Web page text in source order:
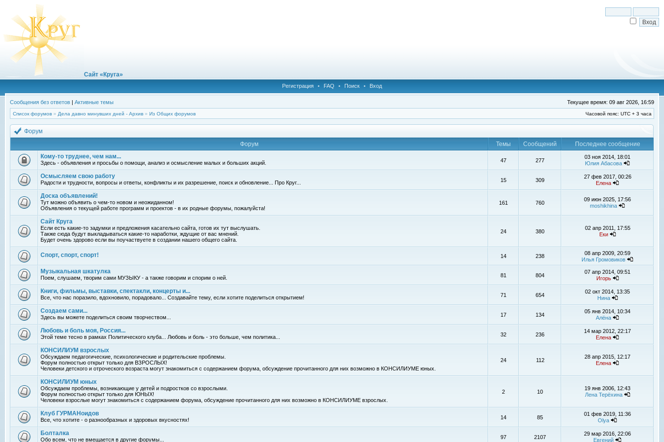
Сайт «Круга»
Регистрация • FAQ • Поиск • Вход
Сообщения без ответов | Активные темы Текущее время: 09 авг 2026, 16:59
Список форумов » Дела давно минувших дней - Архив » Из Общих форумов Часовой пояс: UTC + 3 часа
Форум
Форум
Темы Сообщений
Последнее сообщение
Кому-то труднее, чем нам...
Здесь - объявления и просьбы о помощи, анализ и осмысление малых и больших акций. 47 277
03 ноя 2014, 18:01
Юлия Абасова
Осмысляем свою работу
Радости и трудности, вопросы и ответы, конфликты и их разрешение, поиск и обновление... Про Круг... 15 309
27 фев 2017, 00:26
Елена
Доска объявлений!
Тут можно объявить о чем-то новом и неожиданном!
Объявления о текущей работе программ и проектов - в их родные форумы, пожалуйста!
161 760
09 июн 2025, 17:56
moshikhina
Сайт Круга
Если есть какие-то задумки и предложения касательно сайта, готов их тут выслушать.
Также сюда будут выкладываться какие-то наработки, ждущие от вас мнений.
Будет очень здорово если вы поучаствуете в создании нашего общего сайта.
24 380
02 апр 2011, 17:55
Еки
Спорт, спорт, спорт! 14 238
08 апр 2009, 20:59
Илья Громовиков
Музыкальная шкатулка
Поем, слушаем, творим сами МУЗЫКУ - а также говорим и спорим о ней. 81 804
07 апр 2014, 09:51
Игорь
Книги, фильмы, выставки, спектакли, концерты и...
Все, что нас поразило, вдохновило, порадовало... Создавайте тему, если хотите поделиться открытием! 71 654
02 окт 2014, 13:35
Нина
Создаем сами...
Здесь вы можете поделиться своим творчеством... 17 134
05 янв 2014, 10:34
Алёна
Любовь и боль моя, Россия...
Этой теме тесно в рамках Политического клуба... Любовь и боль - это больше, чем политика... 32 236
14 мар 2012, 22:17
Елена
КОНСИЛИУМ взрослых
Обсуждаем педагогические, психологические и родительские проблемы.
Форум полностью открыт только для ВЗРОСЛЫХ!
Человеки детского и отроческого возраста могут знакомиться с содержанием форума, обсуждение прочитанного для них возможно в КОНСИЛИУМЕ юных.
24 112
28 апр 2015, 12:17
Елена
КОНСИЛИУМ юных
Обсуждаем проблемы, возникающие у детей и подростков со взрослыми.
Форум полностью открыт только для ЮНЫХ!
Человеки взрослые могут знакомиться с содержанием форума, обсуждение прочитанного для них возможно в КОНСИЛИУМЕ взрослых.
2 10
19 янв 2006, 12:43
Лена Терёхина
Клуб ГУРМАНоидов
Все, что хотите - о разнообразных и здоровых вкусностях! 14 85
01 фев 2019, 11:36
Olya
Болталка
Обо всем, что не вмещается в другие форумы... 97 2107
29 мар 2016, 22:06
Евгений